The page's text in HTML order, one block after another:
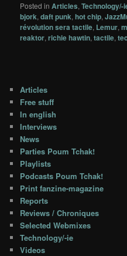
Posted in Articles,Technology/-
bjork,daft punk,hot chip,
révolution sera tactile, Lemur,
reaktor,richie hawtin,tactile,
Articles
Free stuff
In english
Interviews
News
Parties Poum Tchak!
Playlists
Podcasts Poum Tchak!
Print fanzine-magazine
Reports
Reviews / Chroniques
Selected Webmixes
Technology/-ie
Videos